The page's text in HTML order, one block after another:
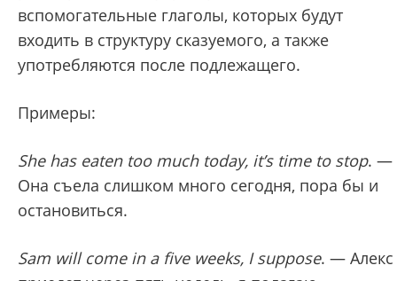
вспомогательные глаголы, которых будут
входить в структуру сказуемого, а также
употребляются после подлежащего.
Примеры:
She has eaten too much today, it’s time to stop. —
Она съела слишком много сегодня, пора бы и
остановиться.
Sam will come in a five weeks, I suppose. — Алекс